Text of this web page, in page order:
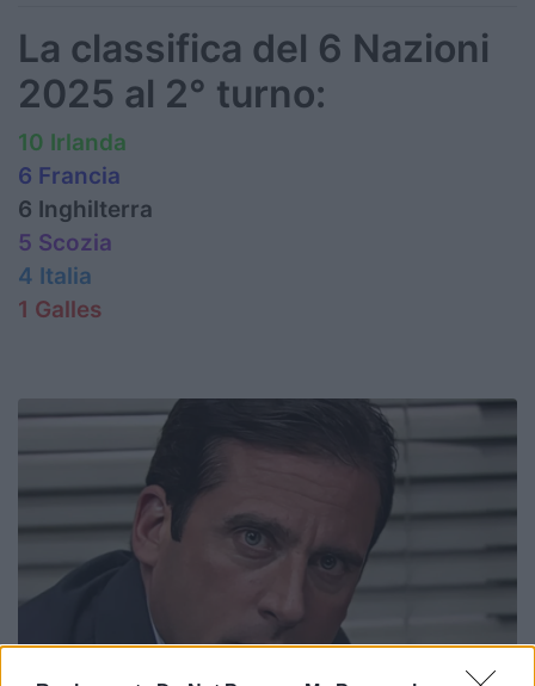
La classifica del 6 Nazioni
2025 al 2° turno:
10 Irlanda
6 Francia
6 Inghilterra
5 Scozia
4 Italia
1 Galles